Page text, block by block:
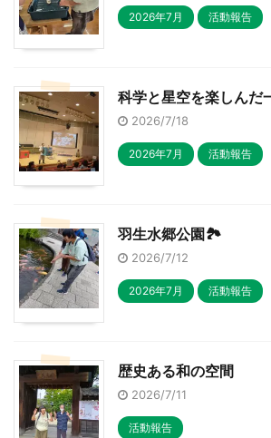
2026年7月 活動報告
科学と星空を楽しんだ
2026/7/18
2026年7月 活動報告
羽生水郷公園🏞
2026/7/12
2026年7月 活動報告
歴史ある和の空間
2026/7/11
活動報告